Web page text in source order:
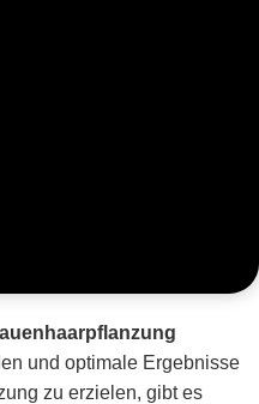
und optimale Ergebnisse
zu erzielen, gibt es